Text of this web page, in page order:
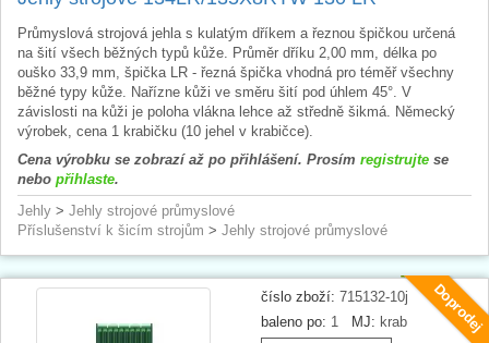
Průmyslová strojová jehla s kulatým dříkem a řeznou špičkou určená
na šití všech běžných typů kůže. Průměr dříku 2,00 mm, délka po
ouško 33,9 mm, špička LR - řezná špička vhodná pro téměř všechny
běžné typy kůže. Nařízne kůži ve směru šití pod úhlem 45°. V
závislosti na kůži je poloha vlákna lehce až středně šikmá. Německý
výrobek, cena 1 krabičku (10 jehel v krabičce).
Cena výrobku se zobrazí až po přihlášení. Prosím registrujte se
nebo přihlaste.
Jehly > Jehly strojové průmyslové
Příslušenství k šicím strojům > Jehly strojové průmyslové
Doprodej
číslo zboží: 715132-10j
baleno po: 1 MJ: krab